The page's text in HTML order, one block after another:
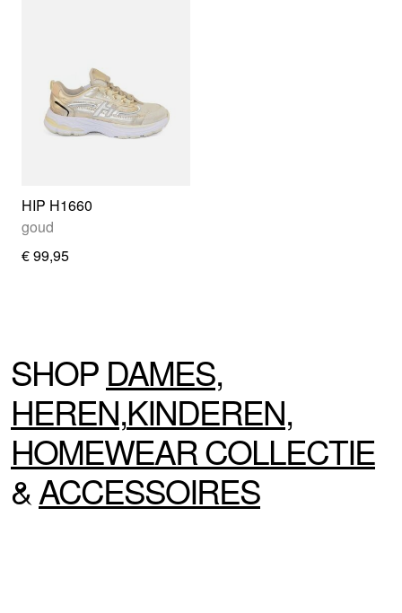
HIP H1660
goud
€ 99,95
SHOP DAMES,
HEREN,KINDEREN,
HOMEWEARCOLLECTIE
&ACCESSOIRES